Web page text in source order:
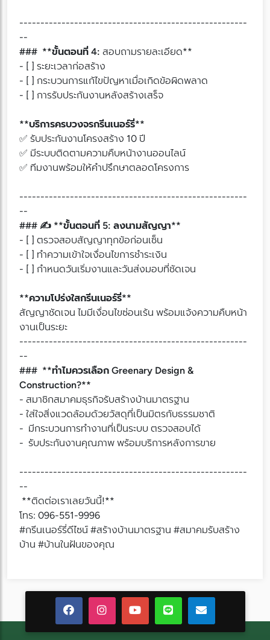
------------------------------------------------------
--
### **ขั้นตอนที่ 4: สอบถามรายละเอียด**
- [ ] ระยะเวลาก่อสร้าง
- [ ] กระบวนการแก้ไขปัญหาเมื่อเกิดข้อผิดพลาด
- [ ] การรับประกันงานหลังสร้างเสร็จ
**บริการครบวงจรกรีนเนอร์รี่**
✅ รับประกันงานโครงสร้าง 10 ปี
✅ มีระบบติดตามความคืบหน้างานออนไลน์
✅ ทีมงานพร้อมให้คำปรึกษาตลอดโครงการ
------------------------------------------------------
--
### ✍️ **ขั้นตอนที่ 5: ลงนามสัญญา**
- [ ] ตรวจสอบสัญญาทุกข้อก่อนเซ็น
- [ ] ทำความเข้าใจเงื่อนไขการชำระเงิน
- [ ] กำหนดวันเริ่มงานและวันส่งมอบที่ชัดเจน
**ความโปร่งใสกรีนเนอร์รี่**
สัญญาชัดเจน ไมมีเงื่อนไขซ่อนเร้น พร้อมแจ้งความคืบหน้า
งานเป็นระยะ
------------------------------------------------------
--
### **ทำไมควรเลือก Greenary Design &
Construction?**
- สมาชิกสมาคมธุรกิจรับสร้างบ้านมาตรฐาน
- ใส่ใจสิ่งแวดล้อมด้วยวัสดุที่เป็นมิตรกับธรรมชาติ
- มีกระบวนการทำงานที่เป็นระบบ ตรวจสอบได้
- รับประกันงานคุณภาพ พร้อมบริการหลังการขาย
------------------------------------------------------
--
**ติดต่อเราเลยวันนี้!**
โทร: 096-551-9996
#กรีนเนอร์รี่ดีไซน์ #สร้างบ้านมาตรฐาน #สมาคมรับสร้าง
บ้าน #บ้านในฝันของคุณ